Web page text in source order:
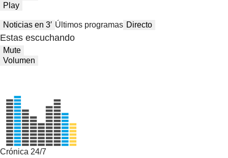
Play
Noticias en 3′ Últimos programas Directo
Estas escuchando
Mute
Volumen
Crónica 24/7